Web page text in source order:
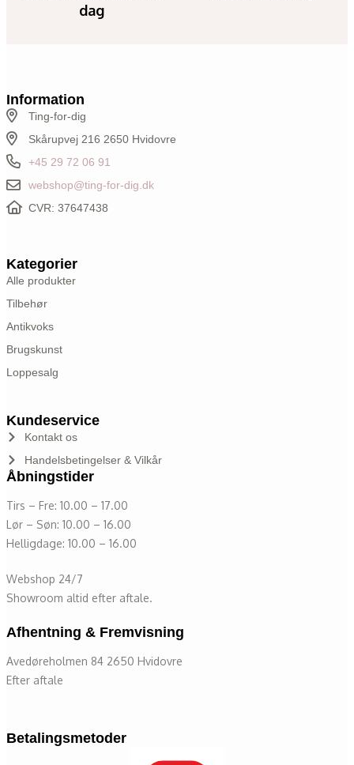
dag
Information
Ting-for-dig
Skårupvej 216 2650 Hvidovre
+45 29 72 06 91
webshop@ting-for-dig.dk
CVR: 37647438
Kategorier
Alle produkter
Tilbehør
Antikvoks
Brugskunst
Loppesalg
Kundeservice
Kontakt os
Handelsbetingelser & Vilkår
Åbningstider
Tirs – Fre: 10.00 – 17.00
Lør – Søn: 10.00 – 16.00
Helligdage: 10.00 – 16.00
Webshop 24/7
Showroom altid efter aftale.
Afhentning & Fremvisning
Avedøreholmen 84 2650 Hvidovre
Efter aftale
Betalingsmetoder